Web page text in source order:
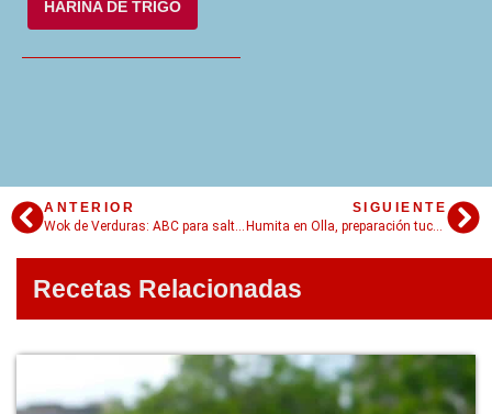
HARINA DE TRIGO
ANTERIOR
Wok de Verduras: ABC para saltear vegetales
SIGUIENTE
Humita en Olla, preparación tucumana tradicional
Recetas Relacionadas